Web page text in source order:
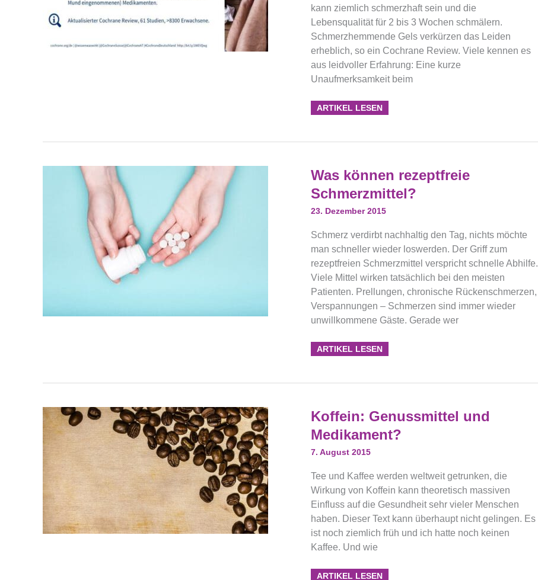
kann ziemlich schmerzhaft sein und die
Lebensqualität für 2 bis 3 Wochen schmälern.
Schmerzhemmende Gels verkürzen das Leiden
erheblich, so ein Cochrane Review. Viele kennen es
aus leidvoller Erfahrung: Eine kurze
Unaufmerksamkeit beim
ARTIKEL LESEN
Was können rezeptfreie
Schmerzmittel?
23. Dezember 2015
Schmerz verdirbt nachhaltig den Tag, nichts möchte
man schneller wieder loswerden. Der Griff zum
rezeptfreien Schmerzmittel verspricht schnelle Abhilfe.
Viele Mittel wirken tatsächlich bei den meisten
Patienten. Prellungen, chronische Rückenschmerzen,
Verspannungen – Schmerzen sind immer wieder
unwillkommene Gäste. Gerade wer
Was
Können
Schmerzmittel?
ARTIKEL LESEN
Koffein: Genussmittel und
Medikament?
7. August 2015
Tee und Kaffee werden weltweit getrunken, die
Wirkung von Koffein kann theoretisch massiven
Einfluss auf die Gesundheit sehr vieler Menschen
haben. Dieser Text kann überhaupt nicht gelingen. Es
ist noch ziemlich früh und ich hatte noch keinen
Kaffee. Und wie
Koffein:
Genussmittel
Medikament?
ARTIKEL LESEN